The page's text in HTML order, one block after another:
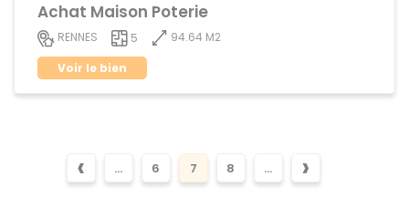
Achat Maison Poterie
RENNES 5
94.64 M2
Voir le bien
‹ ... 6 7 8 ... ›